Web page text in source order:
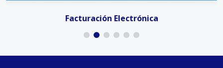
Facturación Electrónica